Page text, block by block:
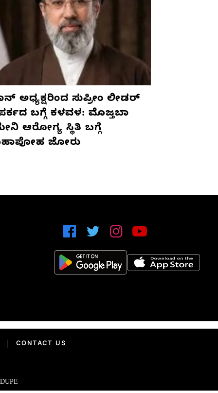
ಅಧ್ಯಕ್ಷರಿಂದ ಸುಪ್ರೀಂ ಲೀಡರ್
ಬಗ್ಗೆ ಕಳವಳ: ಮೊಜ್ತಬಾ
ಆರೋಗ್ಯ ಸ್ಥಿತಿ ಬಗ್ಗೆ
ಜೋರು
CONTACT US